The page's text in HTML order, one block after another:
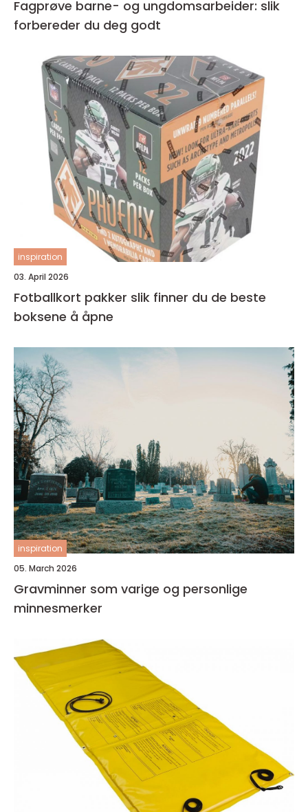
Fagprøve barne- og ungdomsarbeider: slik
forbereder du deg godt
inspiration
03. April 2026
Fotballkort pakker slik finner du de beste
boksene å åpne
inspiration
05. March 2026
Gravminner som varige og personlige
minnesmerker